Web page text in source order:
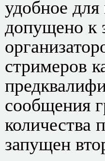
удобное
допущено к
стримеров
сообщения
количества
запущен